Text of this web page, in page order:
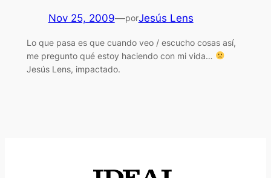
Nov 25, 2009—porJesús Lens
Lo que pasa es que cuando veo / escucho cosas así,
me pregunto qué estoy haciendo con mi vida…
Jesús Lens, impactado.